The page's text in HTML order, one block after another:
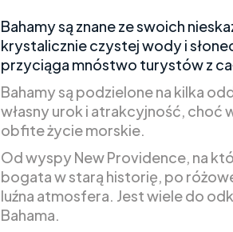
Bahamy są znane ze swoich
krystalicznie czystej wody i
przyciąga mnóstwo turystów z
Bahamy są podzielone na kilka
własny urok i atrakcyjność, choć
obfite życie morskie.
Od wyspy New Providence, na
bogata w starą historię, po
luźna atmosfera. Jest wiele do
Bahama.